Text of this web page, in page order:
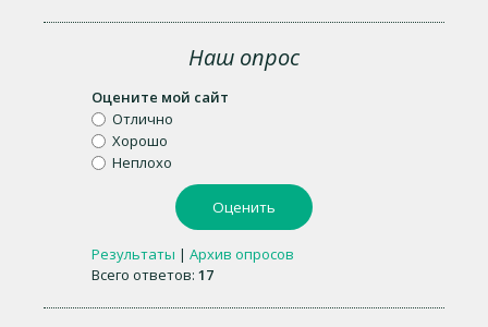
Наш опрос
Оцените мой сайт
Отлично
Хорошо
Неплохо
Результаты | Архив опросов
Всего ответов: 17